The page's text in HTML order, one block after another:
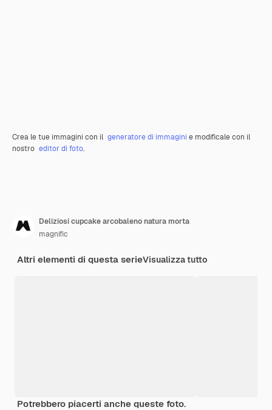
Crea le tue immagini con il generatore di immagini e modificale con il
nostro editor di foto.
Deliziosi cupcake arcobaleno natura morta
magnific
Altri elementi di questa serieVisualizza tutto
Potrebbero piacerti anche queste foto.